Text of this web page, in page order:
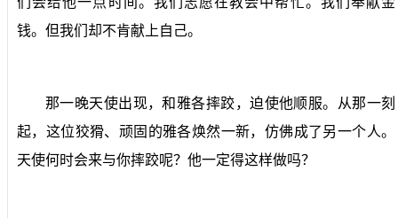
钱。但我们却不肯献上自己。
那一晚天使出现，和雅各摔跤，迫使他顺服。从那一刻
起，这位狡猾、顽固的雅各焕然一新，仿佛成了另一个人。
天使何时会来与你摔跤呢？他一定得这样做吗？